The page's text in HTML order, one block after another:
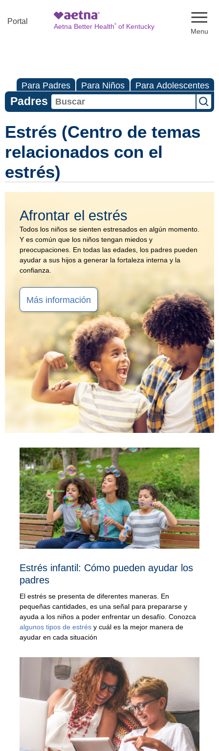
Portal
Aetna Better Health®of Kentucky
Para Padres Para Niños Para Adolescentes
Padres
Estrés (Centro de temas
relacionados con el
estrés)
Afrontar el estrés
Todos los niños se sienten estresados en algún momento.
Y es común que los niños tengan miedos y
preocupaciones. En todas las edades, los padres pueden
ayudar a sus hijos a generar la fortaleza interna y la
confianza.
Más información
Estrés infantil: Cómo pueden ayudar los
padres
El estrés se presenta de diferentes maneras. En
pequeñas cantidades, es una señal para prepararse y
ayuda a los niños a poder enfrentar un desafío. Conozca
algunos tipos de estrés y cuál es la mejor manera de
ayudar en cada situación